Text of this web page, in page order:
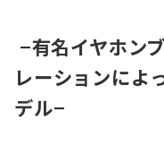
−有名イヤホン
レーションによ
デル−